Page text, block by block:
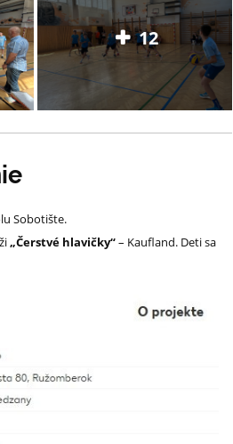
12
Sobotište.
„Čerstvé hlavičky“– Kaufland. Deti sa